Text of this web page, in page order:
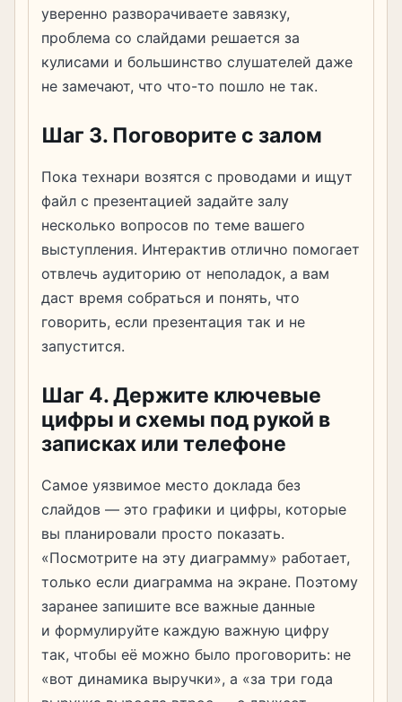
уверенно разворачиваете завязку,
проблема со слайдами решается за
кулисами и большинство слушателей даже
не замечают, что что-то пошло не так.
Шаг 3. Поговорите с залом
Пока технари возятся с проводами и ищут
файл с презентацией задайте залу
несколько вопросов по теме вашего
выступления. Интерактив отлично помогает
отвлечь аудиторию от неполадок, а вам
даст время собраться и понять, что
говорить, если презентация так и не
запустится.
Шаг 4. Держите ключевые
цифры и схемы под рукой в
записках или телефоне
Самое уязвимое место доклада без
слайдов — это графики и цифры, которые
вы планировали просто показать.
«Посмотрите на эту диаграмму» работает,
только если диаграмма на экране. Поэтому
заранее запишите все важные данные
и формулируйте каждую важную цифру
так, чтобы её можно было проговорить: не
«вот динамика выручки», а «за три года